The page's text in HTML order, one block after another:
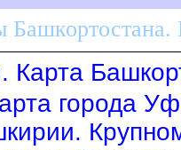
Карта
города